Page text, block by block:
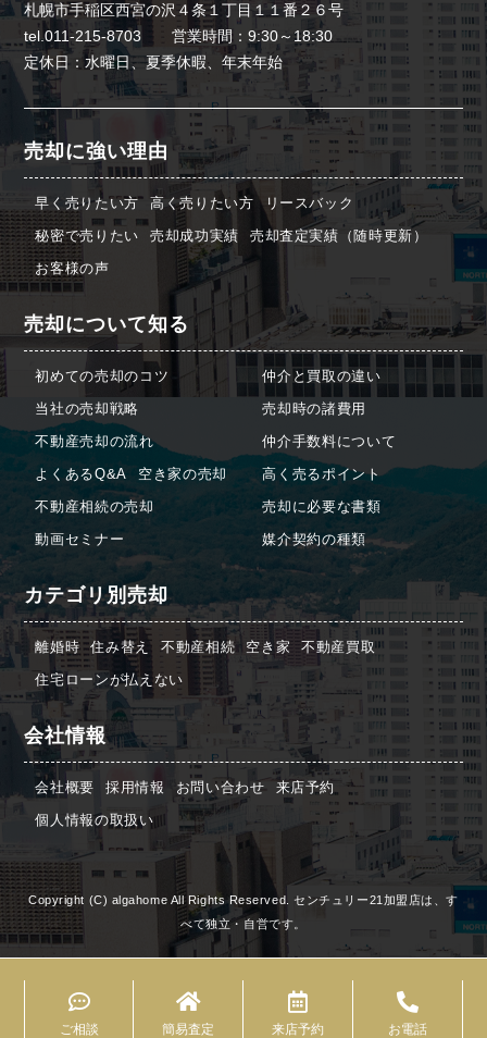
札幌市手稲区西宮の沢４条１丁目１１番２６号
tel.011-215-8703 営業時間：9:30～18:30
定休日：水曜日、夏季休暇、年末年始
売却に強い理由
早く売りたい方 高く売りたい方
リースバック
秘密で売りたい
売却成功実績
売却査定実績（随時更新）
お客様の声
売却について知る
初めての売却のコツ
当社の売却戦略
不動産売却の流れ
よくあるQ&A
空き家の売却
不動産相続の売却
動画セミナー
仲介と買取の違い
売却時の諸費用
仲介手数料について
高く売るポイント
売却に必要な書類
媒介契約の種類
カテゴリ別売却
離婚時 住み替え 不動産相続 空き家
不動産買取
住宅ローンが払えない
会社情報
会社概要 採用情報 お問い合わせ
来店予約
個人情報の取扱い
Copyright (C) algahome All Rights Reserved. センチュリー21加盟店は、す
べて独立・自営です。
ご相談 簡易査定 来店予約 お電話